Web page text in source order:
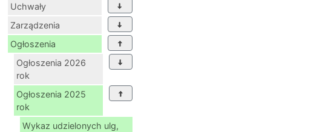
Uchwały
Zarządzenia
Ogłoszenia
Ogłoszenia 2026
rok
Ogłoszenia 2025
rok
Wykaz udzielonych ulg,